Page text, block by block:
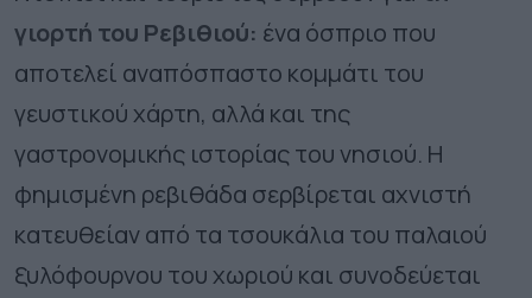
γιορτή του Ρεβιθιού: ένα όσπριο που
αποτελεί αναπόσπαστο κομμάτι του
γευστικού χάρτη, αλλά και της
γαστρονομικής ιστορίας του νησιού. Η
φημισμένη ρεβιθάδα σερβίρεται αχνιστή
κατευθείαν από τα τσουκάλια του παλαιού
ξυλόφουρνου του χωριού και συνοδεύεται